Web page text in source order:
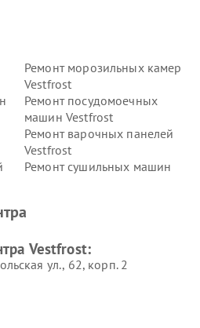
Ремонт морозильных камер
Vestfrost
Ремонт посудомоечных
машин Vestfrost
Ремонт варочных панелей
Vestfrost
Ремонт сушильных машин
Vestfrost:
ул., 62, корп. 2